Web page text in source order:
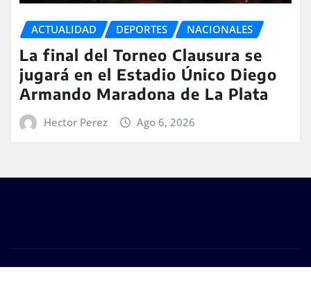
ACTUALIDAD DEPORTES NACIONALES
La final del Torneo Clausura se
jugará en el Estadio Único Diego
Armando Maradona de La Plata
Hector Perez Ago 6, 2026